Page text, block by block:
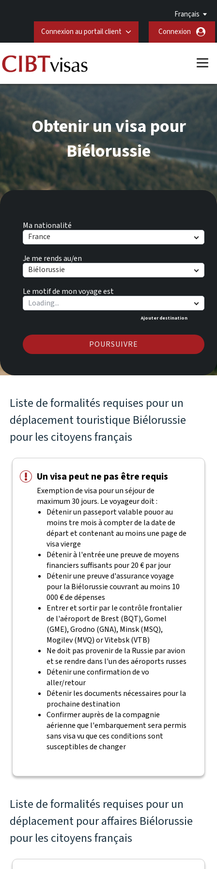
Français
Connexion au portail client
Connexion
Ma nationalité
France
Je me rends au/en
Biélorussie
Le motif de mon voyage est
Ajouter destination
POURSUIVRE
Obtenir un visa pour
Biélorussie
Liste de formalités requises pour un
déplacement touristique Biélorussie
pour les citoyens français
Un visa peut ne pas être requis
Exemption de visa pour un séjour de
maximum 30 jours. Le voyageur doit :
Détenir un passeport valable pouor au
moins tre mois à compter de la date de
départ et contenant au moins une page de
visa vierge
Détenir à l'entrée une preuve de moyens
financiers suffisants pour 20 € par jour
Détenir une preuve d'assurance voyage
pour la Biélorussie couvrant au moins 10
000 € de dépenses
Entrer et sortir par le contrôle frontalier
de l'aéroport de Brest (BQT), Gomel
(GME), Grodno (GNA), Minsk (MSQ),
Mogilev (MVQ) or Vitebsk (VTB)
Ne doit pas provenir de la Russie par avion
et se rendre dans l'un des aéroports russes
Détenir une confirmation de vo
aller/retour
Détenir les documents nécessaires pour la
prochaine destination
Confirmer auprès de la compagnie
aérienne que l'embarquement sera permis
sans visa vu que ces conditions sont
susceptibles de changer
Liste de formalités requises pour un
déplacement pour affaires Biélorussie
pour les citoyens français